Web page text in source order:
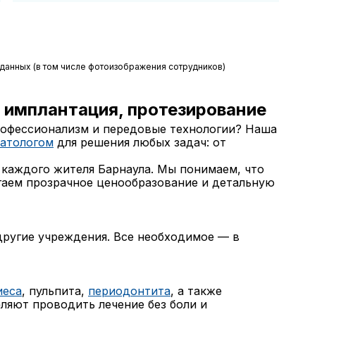
(в том числе фотоизображения сотрудников)
протезирование
и передовые технологии? Наша
для решения любых задач: от
жителя Барнаула. Мы понимаем, что
прозрачное ценообразование и детальную
учреждения. Все необходимое — в
, пульпита, периодонтита, а также
проводить лечение без боли и